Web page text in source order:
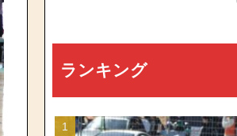
ランキング